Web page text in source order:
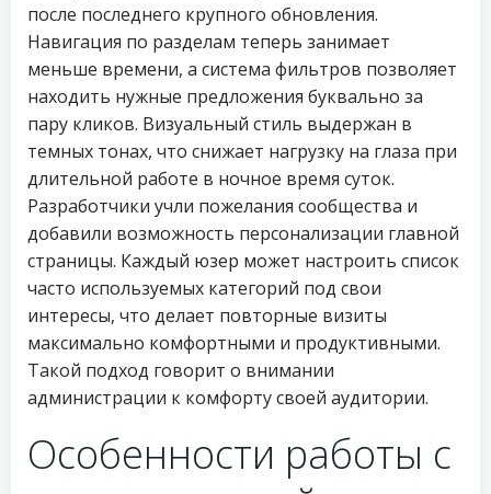
после последнего крупного обновления.
Навигация по разделам теперь занимает
меньше времени, а система фильтров позволяет
находить нужные предложения буквально за
пару кликов. Визуальный стиль выдержан в
темных тонах, что снижает нагрузку на глаза при
длительной работе в ночное время суток.
Разработчики учли пожелания сообщества и
добавили возможность персонализации главной
страницы. Каждый юзер может настроить список
часто используемых категорий под свои
интересы, что делает повторные визиты
максимально комфортными и продуктивными.
Такой подход говорит о внимании
администрации к комфорту своей аудитории.
Особенности работы с